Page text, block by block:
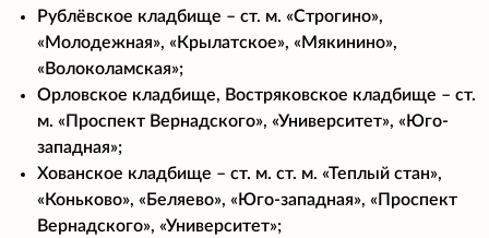
Рублёвское кладбище – ст. м. «Строгино»,
«Молодежная», «Крылатское», «Мякинино»,
«Волоколамская»;
Орловское кладбище, Востряковское кладбище – ст.
м. «Проспект Вернадского», «Университет», «Юго-
западная»;
Хованское кладбище – ст. м. ст. м. «Теплый стан»,
«Коньково», «Беляево», «Юго-западная», «Проспект
Вернадского», «Университет»;